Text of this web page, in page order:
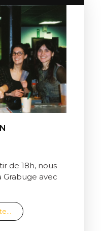
de 18h, nous
Grabuge avec
from Clap de fin de saison